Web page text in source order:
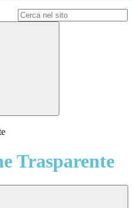
Trasparente